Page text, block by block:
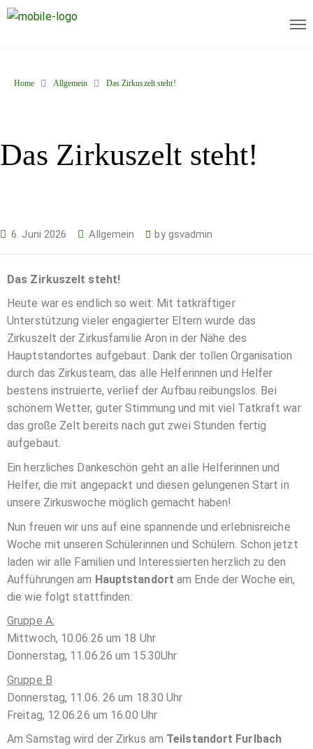
Home Allgemein Das Zirkuszelt steht!
Das Zirkuszelt steht!
6. Juni 2026 Allgemein by gsvadmin
Das Zirkuszelt steht!
Heute war es endlich so weit: Mit tatkräftiger
Unterstützung vieler engagierter Eltern wurde das
Zirkuszelt der Zirkusfamilie Aron in der Nähe des
Hauptstandortes aufgebaut. Dank der tollen Organisation
durch das Zirkusteam, das alle Helferinnen und Helfer
bestens instruierte, verlief der Aufbau reibungslos. Bei
schönem Wetter, guter Stimmung und mit viel Tatkraft war
das große Zelt bereits nach gut zwei Stunden fertig
aufgebaut.
Ein herzliches Dankeschön geht an alle Helferinnen und
Helfer, die mit angepackt und diesen gelungenen Start in
unsere Zirkuswoche möglich gemacht haben!
Nun freuen wir uns auf eine spannende und erlebnisreiche
Woche mit unseren Schülerinnen und Schülern. Schon jetzt
laden wir alle Familien und Interessierten herzlich zu den
Aufführungen am Hauptstandort am Ende der Woche ein,
die wie folgt stattfinden:
Gruppe A:
Mittwoch, 10.06.26 um 18 Uhr
Donnerstag, 11.06.26 um 15.30Uhr
Gruppe B
Donnerstag, 11.06. 26 um 18.30 Uhr
Freitag, 12.06.26 um 16.00 Uhr
Am Samstag wird der Zirkus am Teilstandort Furlbach